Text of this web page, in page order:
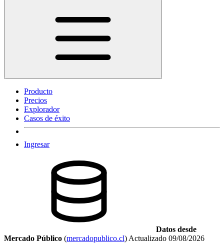
Producto
Precios
Explorador
Casos de éxito
Ingresar
Datos desde
Mercado Público (mercadopublico.cl) Actualizado 09/08/2026